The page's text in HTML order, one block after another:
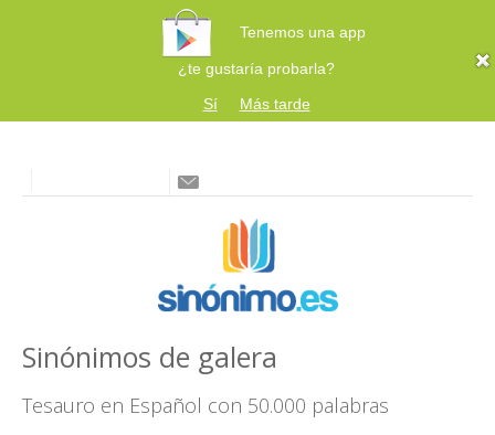
Tenemos una app
¿te gustaría probarla?
Sí
Más tarde
Sinónimos de galera
Tesauro en Español con 50.000 palabras